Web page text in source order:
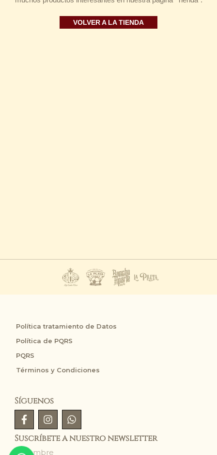
VOLVER A LA TIENDA
Política tratamiento de Datos
Política de PQRS
PQRS
Términos y Condiciones
Síguenos
Suscríbete a nuestro newsletter